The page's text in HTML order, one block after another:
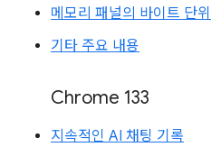
메모리 패널의 바이트 단위
기타 주요 내용
Chrome 133
지속적인 AI 채팅 기록